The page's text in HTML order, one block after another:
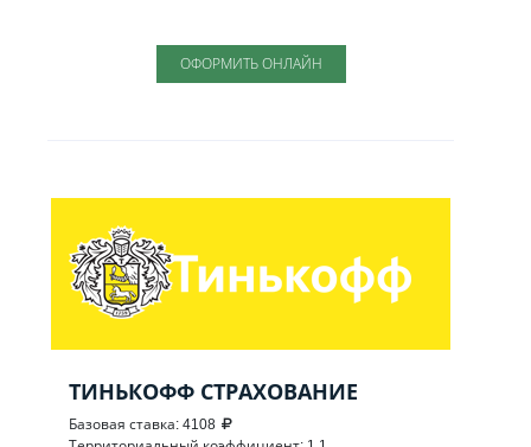
ОФОРМИТЬ ОНЛАЙН
ТИНЬКОФФ СТРАХОВАНИЕ
Базовая ставка: 4108